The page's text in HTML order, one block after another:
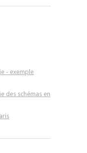
- exemple
des schémas en